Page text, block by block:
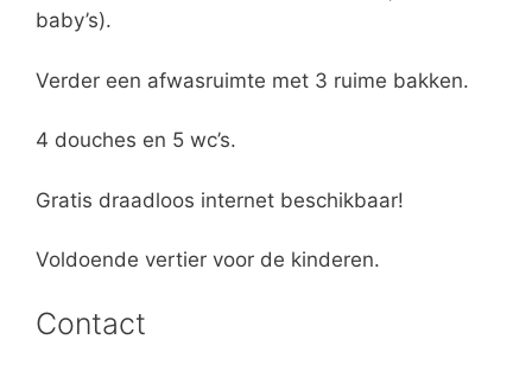
baby’s).
Verder een afwasruimte met 3 ruime bakken.
4 douches en 5 wc’s.
Gratis draadloos internet beschikbaar!
Voldoende vertier voor de kinderen.
Contact